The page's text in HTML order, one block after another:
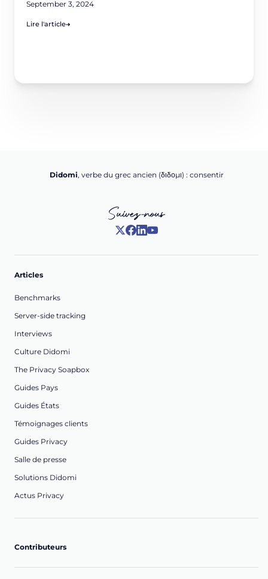
September 3, 2024
Lire l'article
Didomi, verbe du grec ancien (δ‌‌ιδο‌μι) : consentir
Suivez-nous
Articles
Benchmarks
Server-side tracking
Interviews
Culture Didomi
The Privacy Soapbox
Guides Pays
Guides États
Témoignages clients
Guides Privacy
Salle de presse
Solutions Didomi
Actus Privacy
Contributeurs